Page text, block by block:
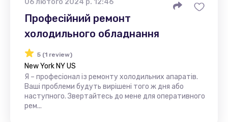
Професійний ремонт
холодильного обладнання
5 (1 review)
New York NY US
Я – професіонал із ремонту холодильних апаратів.
Ваші проблеми будуть вирішені того ж дня або
наступного. Звертайтесь до мене для оперативного
рем...